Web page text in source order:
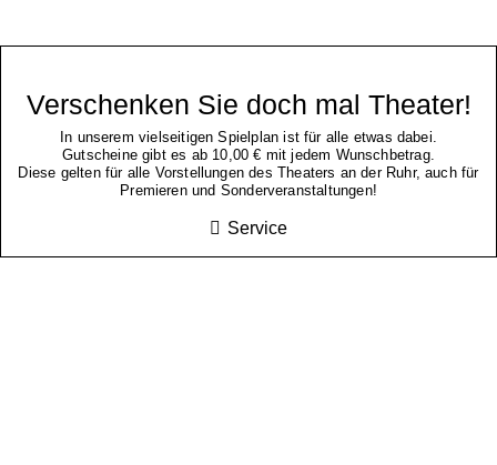
Verschenken Sie doch mal Theater!
In unserem vielseitigen Spielplan ist für alle etwas dabei.
Gutscheine gibt es ab 10,00 € mit jedem Wunschbetrag.
Diese gelten für alle Vorstellungen des Theaters an der Ruhr, auch für
Premieren und Sonderveranstaltungen!
Service